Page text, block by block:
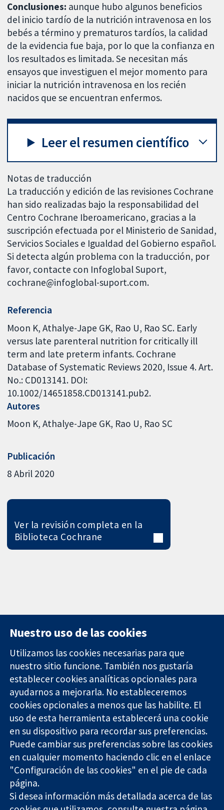
Conclusiones: aunque hubo algunos beneficios
del inicio tardío de la nutrición intravenosa en los
bebés a término y prematuros tardíos, la calidad
de la evidencia fue baja, por lo que la confianza en
los resultados es limitada. Se necesitan más
ensayos que investiguen el mejor momento para
iniciar la nutrición intravenosa en los recién
nacidos que se encuentran enfermos.
Leer el resumen científico
Notas de traducción
La traducción y edición de las revisiones Cochrane
han sido realizadas bajo la responsabilidad del
Centro Cochrane Iberoamericano, gracias a la
suscripción efectuada por el Ministerio de Sanidad,
Servicios Sociales e Igualdad del Gobierno español.
Si detecta algún problema con la traducción, por
favor, contacte con Infoglobal Suport,
cochrane@infoglobal-suport.com.
Referencia
Moon K, Athalye-Jape GK, Rao U, Rao SC. Early
versus late parenteral nutrition for critically ill
term and late preterm infants. Cochrane
Database of Systematic Reviews 2020, Issue 4. Art.
No.: CD013141. DOI:
10.1002/14651858.CD013141.pub2.
Autores
Moon K Athalye-Jape GK Rao U Rao SC
Publicación
8 Abril 2020
Ver la revisión completa en la
Biblioteca Cochrane
Evidencia fiable.
Decisiones
informadas.
Mejor salud.
11-13 Cavendish
Square
Londres
W1G 0AN
Reino Unido
Contacto
Noticias
Prensa
Sobre
nosotros
Empleo
Cochrane
Library
The Cochrane Collaboration is a charity (no. 1045921) and a
company limited by guarantee (no. 03044323) registered in
England & Wales. VAT registration number GB 718 2127 49.
Nuestro uso de las cookies
Utilizamos las cookies necesarias para que
nuestro sitio funcione. También nos gustaría
establecer cookies analíticas opcionales para
ayudarnos a mejorarla. No estableceremos
cookies opcionales a menos que las habilite. El
uso de esta herramienta establecerá una cookie
en su dispositivo para recordar sus preferencias.
Puede cambiar sus preferencias sobre las cookies
en cualquier momento haciendo clic en el enlace
"Configuración de las cookies" en el pie de cada
página.
Si desea información más detallada acerca de las